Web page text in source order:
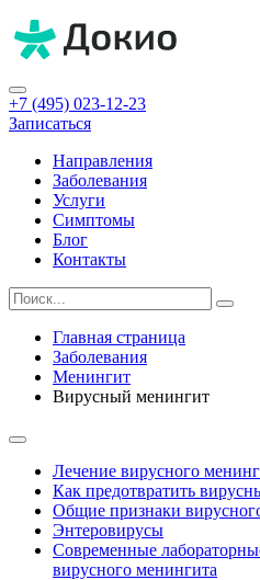
+7 (495) 023-12-23
Записаться
Направления
Заболевания
Услуги
Симптомы
Блог
Контакты
Главная страница
Заболевания
Менингит
Вирусный менингит
Лечение вирусного
Как предотвратить
Общие признаки
Энтеровирусы
Современные
вирусного менингита